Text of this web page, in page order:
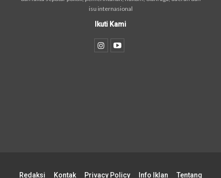
isu internasional
Ikuti Kami
Redaksi Kontak Privacy Policy Info Iklan Tentang